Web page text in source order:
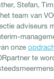
Stefan,
team van
adviseurs
onze
te